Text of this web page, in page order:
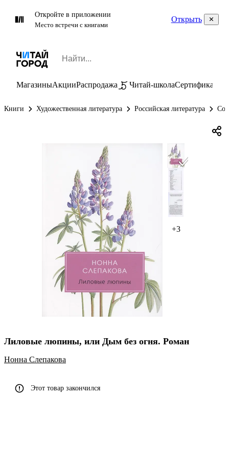
Откройте в приложении
Место встречи с книгами
Открыть
МагазиныАкцииРаспродажа Читай-школаСертификаты
Книги Художественная литература Российская литература
+3
Лиловые люпины, или Дым без огня. Роман
Нонна Слепакова
Этот товар закончился